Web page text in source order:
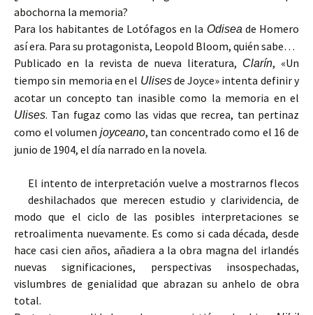
abochorna la memoria?
Para los habitantes de Lotófagos en la Odiseade Homero
así era. Para su protagonista, Leopold Bloom, quién sabe…
Publicado en la revista de nueva literatura, Clarín, «Un
tiempo sin memoria en el Ulisesde Joyce» intenta definir y
acotar un concepto tan inasible como la memoria en el
Ulises. Tan fugaz como las vidas que recrea, tan pertinaz
como el volumen joyceano, tan concentrado como el 16 de
junio de 1904, el día narrado en la novela.
El intento de interpretación vuelve a mostrarnos flecos
deshilachados que merecen estudio y clarividencia, de
modo que el ciclo de las posibles interpretaciones se
retroalimenta nuevamente. Es como si cada década, desde
hace casi cien años, añadiera a la obra magna del irlandés
nuevas significaciones, perspectivas insospechadas,
vislumbres de genialidad que abrazan su anhelo de obra
total.